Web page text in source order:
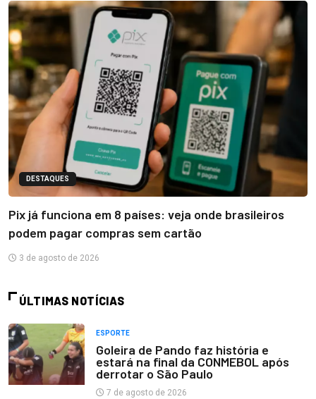
DESTAQUES
Pix já funciona em 8 países: veja onde brasileiros
podem pagar compras sem cartão
3 de agosto de 2026
ÚLTIMAS NOTÍCIAS
ESPORTE
Goleira de Pando faz história e
estará na final da CONMEBOL após
derrotar o São Paulo
7 de agosto de 2026